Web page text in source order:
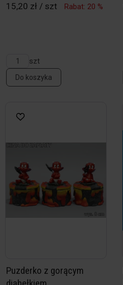
15,20 zł / szt Rabat: 20 %
szt
Do koszyka
Puzderko z gorącym